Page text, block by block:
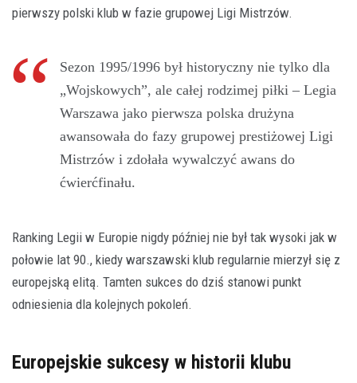
pierwszy polski klub w fazie grupowej Ligi Mistrzów.
Sezon 1995/1996 był historyczny nie tylko dla
„Wojskowych”, ale całej rodzimej piłki – Legia
Warszawa jako pierwsza polska drużyna
awansowała do fazy grupowej prestiżowej Ligi
Mistrzów i zdołała wywalczyć awans do
ćwierćfinału.
Ranking Legii w Europie nigdy później nie był tak wysoki jak w
połowie lat 90., kiedy warszawski klub regularnie mierzył się z
europejską elitą. Tamten sukces do dziś stanowi punkt
odniesienia dla kolejnych pokoleń.
Europejskie sukcesy w historii klubu